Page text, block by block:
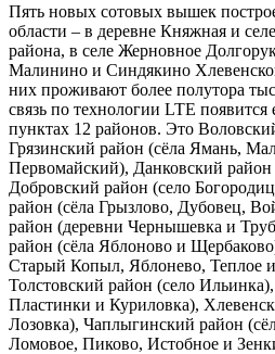
Пять новых сотовых вышек
области – в деревне Княжная и
района, в селе Жерновное
Малинино и Синдякино
них проживают более полутора
связь по технологии LTE
пунктах 12 районов. Это
Грязинский район (сёла Ямань,
Первомайский), Данковский
Добровский район (село
район (сёла Грызлово, Дубовец,
район (деревни Чернышевка и
район (сёла Яблоново и
Старый Копыл, Яблонево, Теплое
Толстовский район (село
Пластинки и Куриловка),
Лозовка), Чаплыгинский район
Ломовое, Пиково, Истобное и